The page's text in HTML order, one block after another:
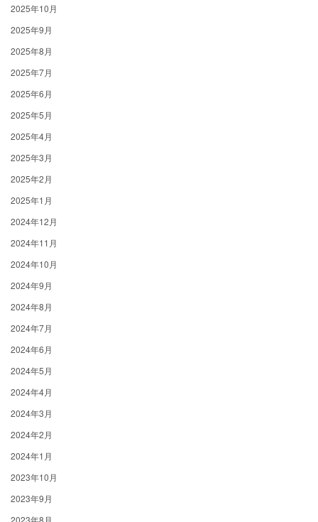
2025年10月
2025年9月
2025年8月
2025年7月
2025年6月
2025年5月
2025年4月
2025年3月
2025年2月
2025年1月
2024年12月
2024年11月
2024年10月
2024年9月
2024年8月
2024年7月
2024年6月
2024年5月
2024年4月
2024年3月
2024年2月
2024年1月
2023年10月
2023年9月